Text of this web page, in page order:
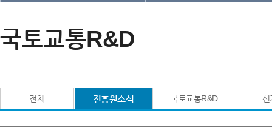
국토교통R&D
전체 진흥원소식 국토교통R&D 신